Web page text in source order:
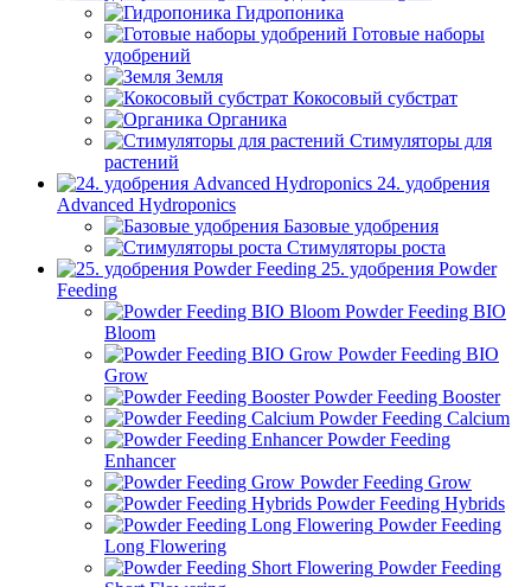
Гидропоника
Готовые наборы
удобрений
Земля
Кокосовый субстрат
Органика
Стимуляторы для
растений
24. удобрения
Advanced Hydroponics
Базовые удобрения
Стимуляторы роста
25. удобрения Powder
Feeding
Powder Feeding BIO
Bloom
Powder Feeding BIO
Grow
Powder Feeding Booster
Powder Feeding Calcium
Powder Feeding
Enhancer
Powder Feeding Grow
Powder Feeding Hybrids
Powder Feeding
Long Flowering
Powder Feeding